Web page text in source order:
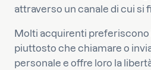
attraverso un canale di cui si
Molti acquirenti preferiscono
piuttosto che chiamare o
personale e offre loro la